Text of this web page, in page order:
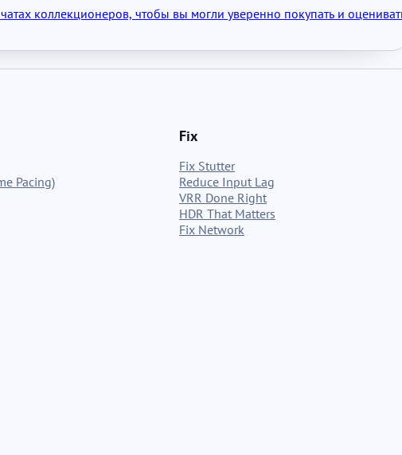
коллекционеров, чтобы вы могли уверенно покупать и
Pacing)
Fix
Fix Stutter
Reduce Input Lag
VRR Done Right
HDR That Matters
Fix Network